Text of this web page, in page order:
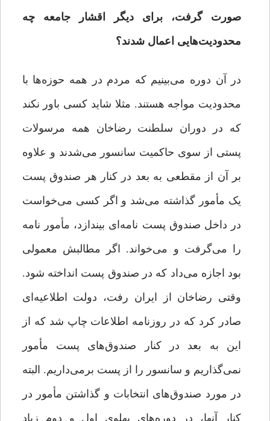
صورت گرفت، برای دیگر اقشار جامعه چه
محدودیت‌هایی اعمال شدند؟
در آن دوره می‌بینیم که مردم در همه حوزه‌ها با
محدودیت‌ مواجه هستند. مثلا شاید کسی باور نکند
که در دوران سلطنت رضاخان همه مرسولات
پستی از سوی حاکمیت سانسور می‌شدند و علاوه
بر آن از مقطعی به بعد در کنار هر صندوق پست
یک مأمور ‌گذاشته می‌شد و اگر کسی می‌خواست
در داخل صندوق پست نامه‌ای بیندازد، مأمور نامه
را می‌گرفت و می‌خواند. اگر مطالبش معمولی
بود اجازه می‌داد که در صندوق پست انداخته شود.
وقتی رضاخان از ایران رفت، دولت اطلاعیه‌ای
صادر کرد که در روزنامه اطلاعات چاپ شد که از
این به بعد در کنار صندوق‌های پست مأمور
نمی‌گذاریم و سانسور را از پست برمی‌داریم. البته
در مورد صندوق‌های انتخابات و گذاشتن مأمور در
کنار آنها، در دوره‌های پهلوی اول و دوم زیاد